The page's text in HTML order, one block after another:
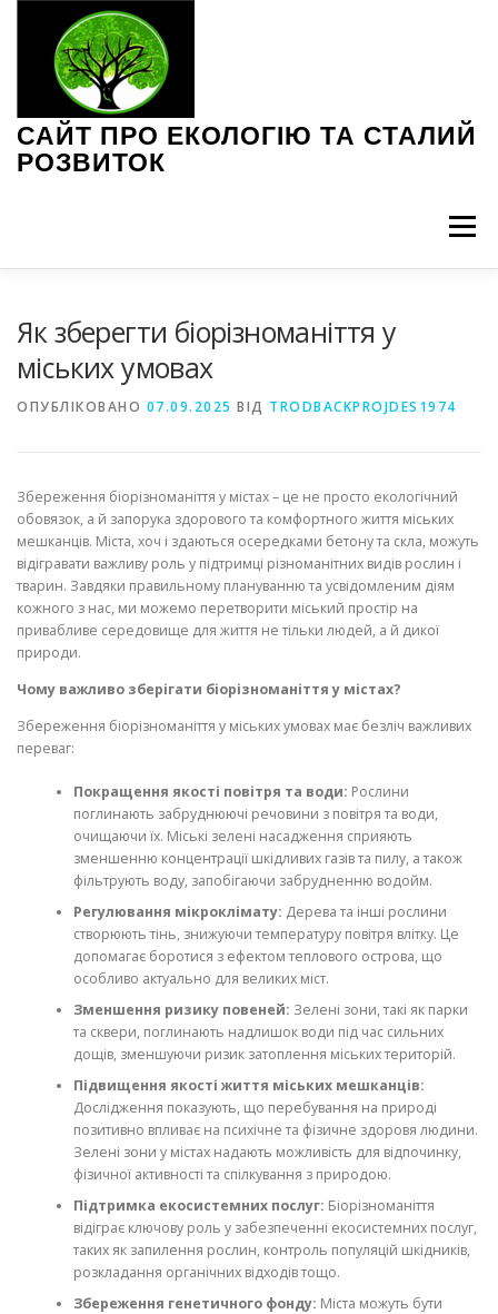
САЙТ ПРО ЕКОЛОГІЮ ТА СТАЛИЙ
РОЗВИТОК
Меню
Як зберегти біорізноманіття у
міських умовах
ОПУБЛІКОВАНО 07.09.2025 ВІД TRODBACKPROJDES1974
Збереження біорізноманіття у містах – це не просто екологічний
обовязок, а й запорука здорового та комфортного життя міських
мешканців. Міста, хоч і здаються осередками бетону та скла, можуть
відігравати важливу роль у підтримці різноманітних видів рослин і
тварин. Завдяки правильному плануванню та усвідомленим діям
кожного з нас, ми можемо перетворити міський простір на
привабливе середовище для життя не тільки людей, а й дикої
природи.
Чому важливо зберігати біорізноманіття у містах?
Збереження біорізноманіття у міських умовах має безліч важливих
переваг:
Покращення якості повітря та води: Рослини
поглинають забруднюючі речовини з повітря та води,
очищаючи їх. Міські зелені насадження сприяють
зменшенню концентрації шкідливих газів та пилу, а також
фільтрують воду, запобігаючи забрудненню водойм.
Регулювання мікроклімату: Дерева та інші рослини
створюють тінь, знижуючи температуру повітря влітку. Це
допомагає боротися з ефектом теплового острова, що
особливо актуально для великих міст.
Зменшення ризику повеней: Зелені зони, такі як парки
та сквери, поглинають надлишок води під час сильних
дощів, зменшуючи ризик затоплення міських територій.
Підвищення якості життя міських мешканців:
Дослідження показують, що перебування на природі
позитивно впливає на психічне та фізичне здоровя людини.
Зелені зони у містах надають можливість для відпочинку,
фізичної активності та спілкування з природою.
Підтримка екосистемних послуг: Біорізноманіття
відіграє ключову роль у забезпеченні екосистемних послуг,
таких як запилення рослин, контроль популяцій шкідників,
розкладання органічних відходів тощо.
Збереження генетичного фонду: Міста можуть бути